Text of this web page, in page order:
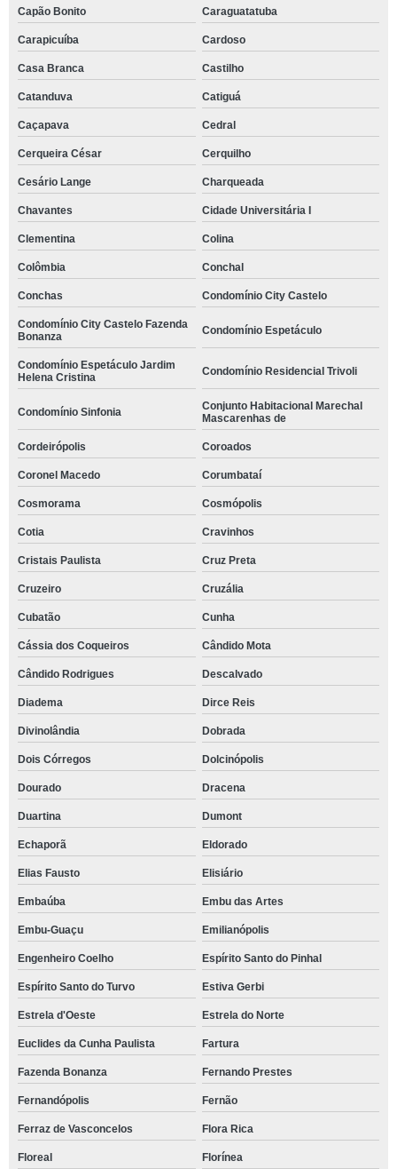
Capão Bonito Caraguatatuba
Carapicuíba Cardoso
Casa Branca Castilho
Catanduva Catiguá
Caçapava Cedral
Cerqueira César Cerquilho
Cesário Lange Charqueada
Chavantes Cidade Universitária I
Clementina Colina
Colômbia Conchal
Conchas Condomínio City Castelo
Condomínio City Castelo Fazenda
Bonanza
Condomínio Espetáculo
Condomínio Espetáculo Jardim
Helena Cristina
Condomínio Residencial Trivoli
Condomínio Sinfonia
Conjunto Habitacional Marechal
Mascarenhas de
Cordeirópolis Coroados
Coronel Macedo Corumbataí
Cosmorama Cosmópolis
Cotia Cravinhos
Cristais Paulista Cruz Preta
Cruzeiro Cruzália
Cubatão Cunha
Cássia dos Coqueiros Cândido Mota
Cândido Rodrigues Descalvado
Diadema Dirce Reis
Divinolândia Dobrada
Dois Córregos Dolcinópolis
Dourado Dracena
Duartina Dumont
Echaporã Eldorado
Elias Fausto Elisiário
Embaúba Embu das Artes
Embu-Guaçu Emilianópolis
Engenheiro Coelho Espírito Santo do Pinhal
Espírito Santo do Turvo Estiva Gerbi
Estrela d'Oeste Estrela do Norte
Euclides da Cunha Paulista Fartura
Fazenda Bonanza Fernando Prestes
Fernandópolis Fernão
Ferraz de Vasconcelos Flora Rica
Floreal Florínea